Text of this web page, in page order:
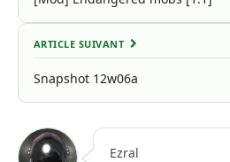
ARTICLE SUIVANT
Snapshot 12w06a
Ezral